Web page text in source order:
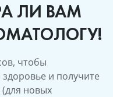
ЛИ ВАМ
чтобы
и получите
новых